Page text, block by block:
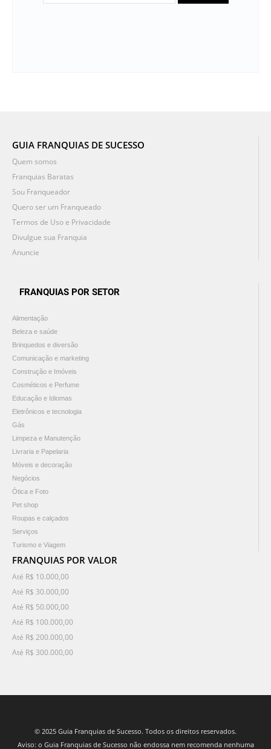
GUIA FRANQUIAS DE SUCESSO
Quem somos
Franquias Baratas
Sou Franqueador
Quero ser um Franqueado
Termos de Uso e Privacidade
Divulgue sua Franquia
Anuncie
FRANQUIAS POR SETOR
Alimentação
Beleza e saúde
Brinquedos e diversão
Comunicação e marketing
Construção e Imóveis
Cosméticos e Perfume
Educação e Idiomas
Eletrônicos e tecnologia
Gás
Limpeza e Manutenção
Livraria e Papelaria
Móveis e decoração
Negócios
Ótica e Foto
Pet shop
Roupas e calçados
Serviços
Turismo e Viagem
FRANQUIAS POR VALOR
Até R$ 10.000,00
Até R$ 30.000,00
Até R$ 50.000,00
Até R$ 100.000,00
Até R$ 200.000,00
Até R$ 300.000,00
© 2025 Guia Franquias de Sucesso. Todos os direitos reservados.
Aviso: o Guia Franquias de Sucesso não endossa nem recomenda nenhuma